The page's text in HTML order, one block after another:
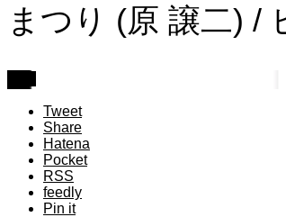
まつり (原 譲二) /
Tweet
Share
Hatena
Pocket
RSS
feedly
Pin it